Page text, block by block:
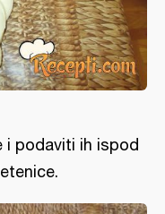
i podaviti ih ispod